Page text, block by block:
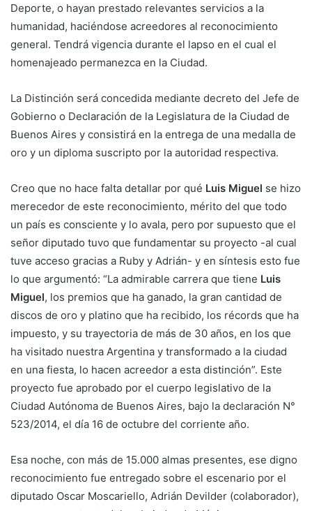
Deporte, o hayan prestado relevantes servicios a la
humanidad, haciéndose acreedores al reconocimiento
general. Tendrá vigencia durante el lapso en el cual el
homenajeado permanezca en la Ciudad.
La Distinción será concedida mediante decreto del Jefe de
Gobierno o Declaración de la Legislatura de la Ciudad de
Buenos Aires y consistirá en la entrega de una medalla de
oro y un diploma suscripto por la autoridad respectiva.
Creo que no hace falta detallar por qué Luis Miguel se hizo
merecedor de este reconocimiento, mérito del que todo
un país es consciente y lo avala, pero por supuesto que el
señor diputado tuvo que fundamentar su proyecto -al cual
tuve acceso gracias a Ruby y Adrián- y en síntesis esto fue
lo que argumentó: “La admirable carrera que tiene Luis
Miguel, los premios que ha ganado, la gran cantidad de
discos de oro y platino que ha recibido, los récords que ha
impuesto, y su trayectoria de más de 30 años, en los que
ha visitado nuestra Argentina y transformado a la ciudad
en una fiesta, lo hacen acreedor a esta distinción”. Este
proyecto fue aprobado por el cuerpo legislativo de la
Ciudad Autónoma de Buenos Aires, bajo la declaración N°
523/2014, el día 16 de octubre del corriente año.
Esa noche, con más de 15.000 almas presentes, ese digno
reconocimiento fue entregado sobre el escenario por el
diputado Oscar Moscariello, Adrián Devilder (colaborador),